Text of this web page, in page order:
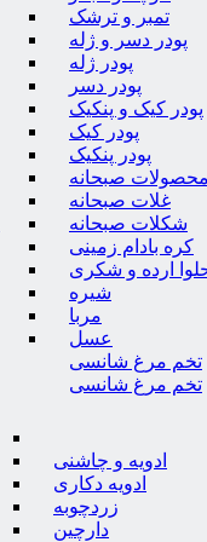
تمبر و ترشک
پودر دسر و ژله
پودر ژله
پودر دسر
پودر کیک و پنکیک
پودر کیک
پودر پنکیک
صبحانه
غلات صبحانه
شکلات صبحانه
کره بادام زمینی
ارده و شکری
شیره
مربا
عسل
تخم مرغ شانسی
تخم مرغ شانسی
ادویه و چاشنی
ادویه دکاری
زردچوبه
دارچین